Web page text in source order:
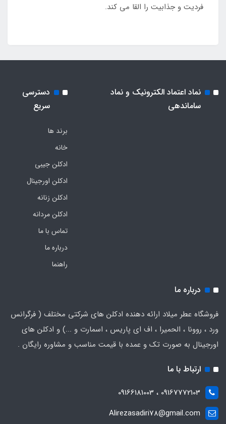
فردیت و جذابیت را القا می کند.
نماد اعتماد الکترونیک و نماد
ساماندهی
دسترسی
سریع
برند ها
خانه
ادکلن جیبی
ادکلن اورجینال
ادکلن زنانه
ادکلن مردانه
تماس با ما
درباره ما
راهنما
درباره ما
فروشگاه عطر میلاد ارائه دهنده ادکلن های شرکتی مختلف ( فرگرانس
ورد ، روونا ، الحمیرا ، اف ای پاریس ، اسمارت و ...) و ادکلن های
اورجینال به صورت تک و عمده با قیمت مناسب و مشاوره رایگان .
ارتباط با ما
09167772103 ، 09166181003
Alirezasadiri78@gmail.com